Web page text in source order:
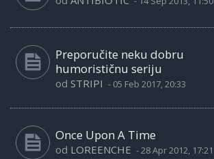
Preporučite neku dobru
humorističnu seriju
od STRIPI - 05 Feb 2017, 20:33
Once Upon A Time
od LOREENCHE -28 Apr 2012, 17:21